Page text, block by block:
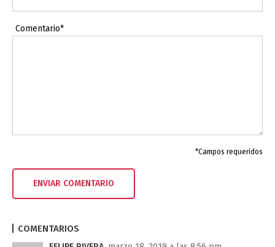
Comentario*
*Campos requeridos
COMENTARIOS